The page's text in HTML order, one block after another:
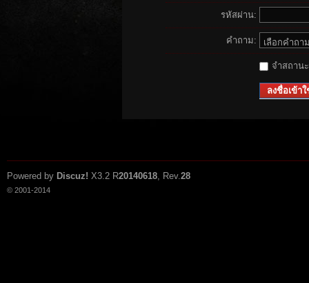
รหัสผ่าน:
คำถาม:
จำสถาน
ลงชื่อเข้าใ
Powered by Discuz! X3.2 R20140618, Rev.28
© 2001-2014